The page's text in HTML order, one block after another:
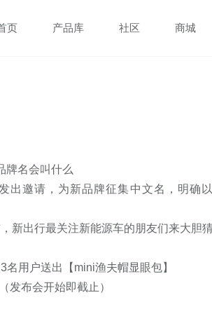
页 产品库 社区 商城
牌名会叫什么
出邀请，为新品牌征集中文名，明确
新出行最关注新能源车的朋友们来大胆
用户送出【mini渔夫帽显眼包】
发布会开始即截止）